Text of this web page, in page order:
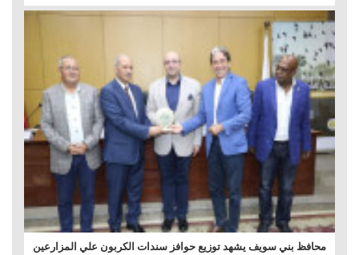
محافظ بني سويف يشهد توزيع حوافز سندات الكربون علي المزارعين